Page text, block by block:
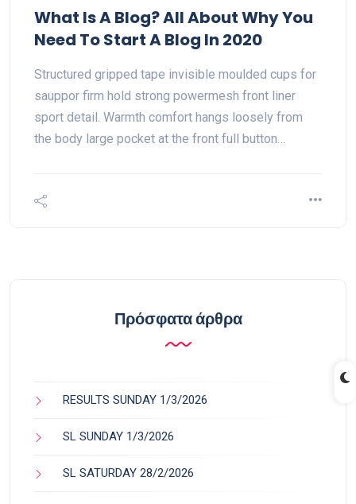
What Is A Blog? All About Why You
Need To Start A Blog In 2020
Structured gripped tape invisible moulded cups for
sauppor firm hold strong powermesh front liner
sport detail. Warmth comfort hangs loosely from
the body large pocket at the front full button…
Πρόσφατα άρθρα
RESULTS SUNDAY 1/3/2026
SL SUNDAY 1/3/2026
SL SATURDAY 28/2/2026